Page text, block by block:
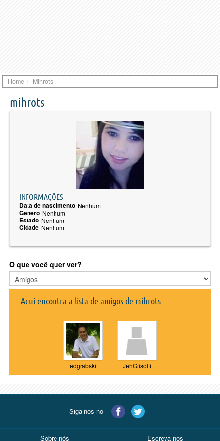
Home Mihrots
mihrots
INFORMAÇÕES
Data de nascimento Nenhum
Gênero Nenhum
Estado Nenhum
Cidade Nenhum
O que você quer ver?
Aqui encontra a lista de amigos de mihrots
edgrabski JehGrisolfi
Siga-nos no
Sobre nós Escreva-nos